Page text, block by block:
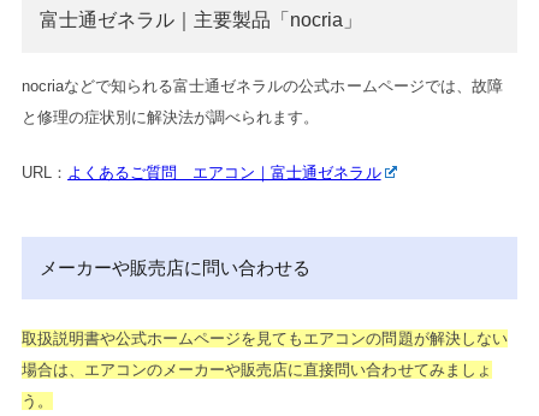
富士通ゼネラル｜主要製品「nocria」
nocriaなどで知られる富士通ゼネラルの公式ホームページでは、故障
と修理の症状別に解決法が調べられます。
URL： よくあるご質問 エアコン｜富士通ゼネラル
メーカーや販売店に問い合わせる
取扱説明書や公式ホームページを見てもエアコンの問題が解決しない
場合は、エアコンのメーカーや販売店に直接問い合わせてみましょ
う。